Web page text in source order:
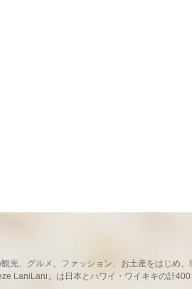
、グルメ、ファッション、お土産をはじめ
LaniLani」は日本とハワイ・ワイキキの計400